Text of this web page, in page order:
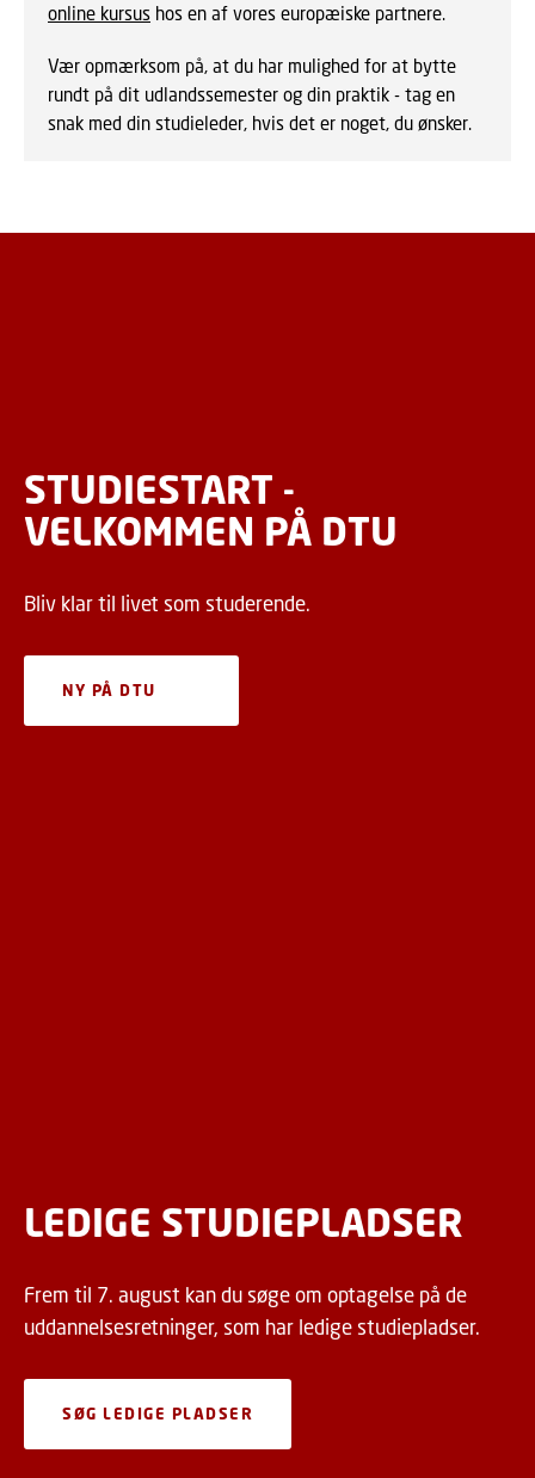
online kursus hos en af vores europæiske partnere.
Vær opmærksom på, at du har mulighed for at bytte
rundt på dit udlandssemester og din praktik - tag en
snak med din studieleder, hvis det er noget, du ønsker.
STUDIESTART -
VELKOMMEN PÅ DTU
Bliv klar til livet som studerende.
NY PÅ DTU
LEDIGE STUDIEPLADSER
Frem til 7. august kan du søge om optagelse på de
uddannelsesretninger, som har ledige studiepladser.
SØG LEDIGE PLADSER